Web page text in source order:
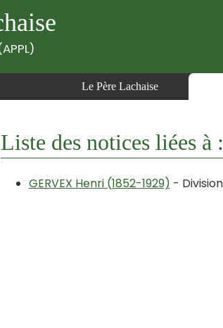
Le Père Lachaise
Liste des notices liées
GERVEX Henri (1852-1929) -